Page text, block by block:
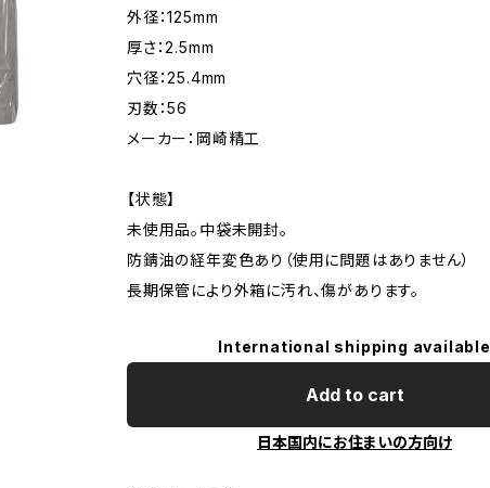
外径：125mm
厚さ：2.5mm
穴径：25.4mm
刃数：56
メーカー：岡崎精工
【状態】
未使用品。中袋未開封。
防錆油の経年変色あり（使用に問題はありません）
長期保管により外箱に汚れ、傷があります。
International shipping available
Add to cart
日本国内にお住まいの方向け